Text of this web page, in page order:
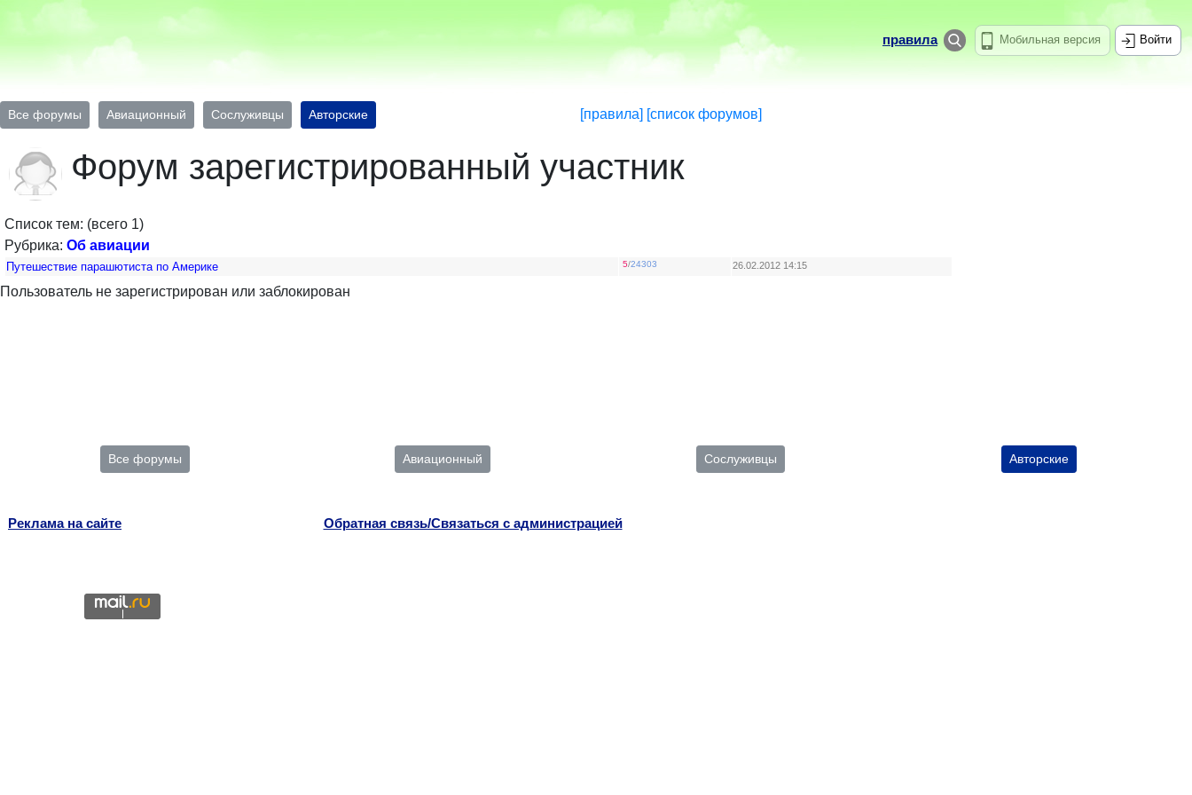
Мобильная версия
правила Войти
Все форумы Авиационный Сослуживцы Авторские [правила] [список форумов]
Форум зарегистрированный участник
Список тем: (всего 1)
Рубрика: Об авиации
Путешествие парашютиста по Америке 5/24303 26.02.2012 14:15
Пользователь не зарегистрирован или заблокирован
Все форумы Авиационный Сослуживцы Авторские
Реклама на сайте Обратная связь/Связаться с администрацией